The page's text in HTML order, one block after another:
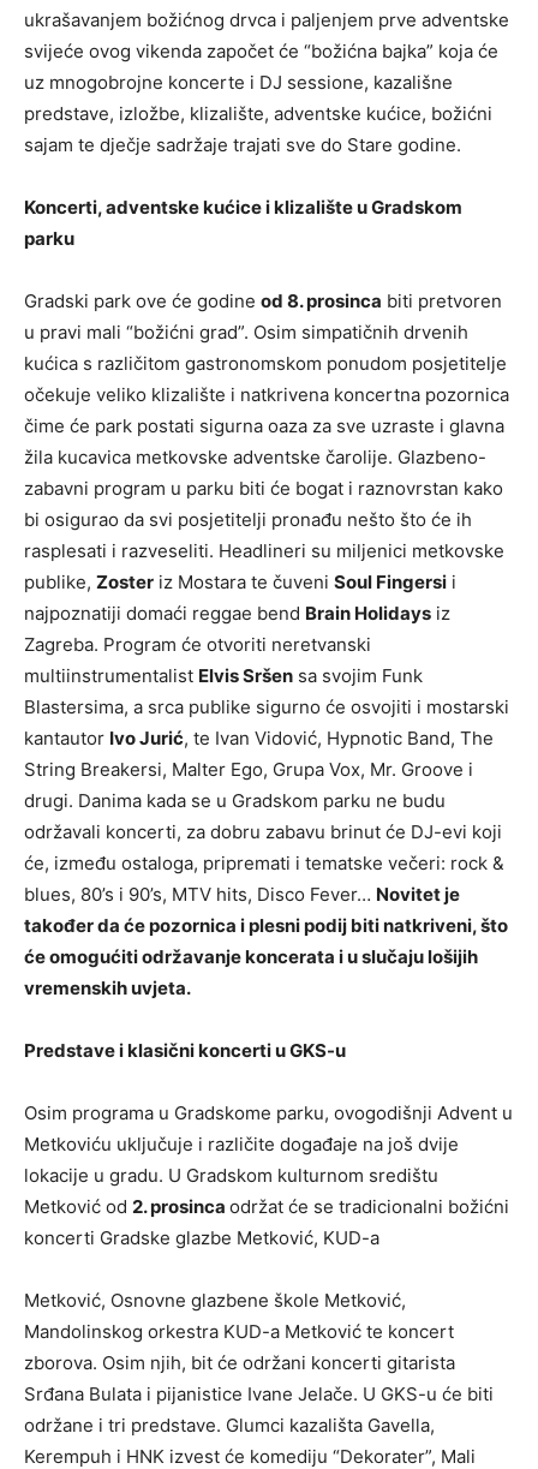
ukrašavanjem božićnog drvca i paljenjem prve adventske
svijeće ovog vikenda započet će “božićna bajka” koja će
uz mnogobrojne koncerte i DJ sessione, kazališne
predstave, izložbe, klizalište, adventske kućice, božićni
sajam te dječje sadržaje trajati sve do Stare godine.
Koncerti, adventske kućice i klizalište u Gradskom
parku
Gradski park ove će godine od 8. prosinca biti pretvoren
u pravi mali “božićni grad”. Osim simpatičnih drvenih
kućica s različitom gastronomskom ponudom posjetitelje
očekuje veliko klizalište i natkrivena koncertna pozornica
čime će park postati sigurna oaza za sve uzraste i glavna
žila kucavica metkovske adventske čarolije. Glazbeno-
zabavni program u parku biti će bogat i raznovrstan kako
bi osigurao da svi posjetitelji pronađu nešto što će ih
rasplesati i razveseliti. Headlineri su miljenici metkovske
publike, Zoster iz Mostara te čuveni Soul Fingersi i
najpoznatiji domaći reggae bend Brain Holidays iz
Zagreba. Program će otvoriti neretvanski
multiinstrumentalist Elvis Sršen sa svojim Funk
Blastersima, a srca publike sigurno će osvojiti i mostarski
kantautor Ivo Jurić, te Ivan Vidović, Hypnotic Band, The
String Breakersi, Malter Ego, Grupa Vox, Mr. Groove i
drugi. Danima kada se u Gradskom parku ne budu
održavali koncerti, za dobru zabavu brinut će DJ-evi koji
će, između ostaloga, pripremati i tematske večeri: rock &
blues, 80’s i 90’s, MTV hits, Disco Fever… Novitet je
također da će pozornica i plesni podij biti natkriveni, što
će omogućiti održavanje koncerata i u slučaju lošijih
vremenskih uvjeta.
Predstave i klasični koncerti u GKS-u
Osim programa u Gradskome parku, ovogodišnji Advent u
Metkoviću uključuje i različite događaje na još dvije
lokacije u gradu. U Gradskom kulturnom središtu
Metković od 2. prosinca održat će se tradicionalni božićni
koncerti Gradske glazbe Metković, KUD-a
Metković, Osnovne glazbene škole Metković,
Mandolinskog orkestra KUD-a Metković te koncert
zborova. Osim njih, bit će održani koncerti gitarista
Srđana Bulata i pijanistice Ivane Jelače. U GKS-u će biti
održane i tri predstave. Glumci kazališta Gavella,
Kerempuh i HNK izvest će komediju “Dekorater”, Mali